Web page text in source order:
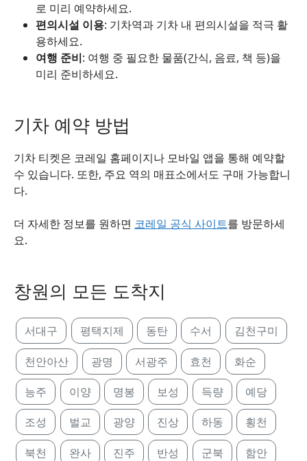
로 미리 예약하세요.
편의시설 이용: 기차역과 기차 내 편의시설을 적극 활
용하세요.
여행 준비: 여행 중 필요한 물품(간식, 음료, 책 등)을
미리 준비하세요.
기차 예약 방법
기차 티켓은 코레일 홈페이지나 모바일 앱을 통해 예약할
수 있습니다. 또한, 주요 역의 매표소에서도 구매 가능합니
다.
더 자세한 정보를 원하면 코레일 공식 사이트를 방문하세
요.
창원의 모든 도착지
서대구 평택지제 동탄 수서 김천구미
천안아산 광명 서광주 효천 화순
능주 이양 명봉 보성 득량 예당
조성 벌교 광양 진상 하동 횡천
북천 완사 진주 반성 군북 함안